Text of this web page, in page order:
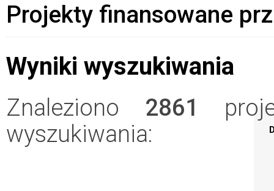
Projekty finansowane
Wyniki wyszukiwania
Znaleziono 2861
wyszukiwania: